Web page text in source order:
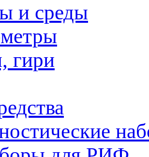
и среды
гири